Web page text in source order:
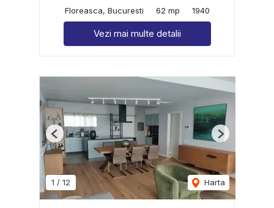
Floreasca, Bucuresti
62 mp 1940
Vezi mai multe detalii
1 / 12 Harta
Previous Next